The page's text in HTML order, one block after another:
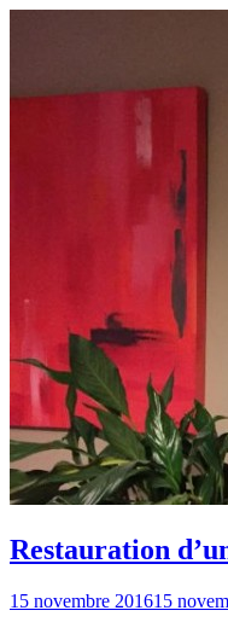
Restauration
15 novembre 201615